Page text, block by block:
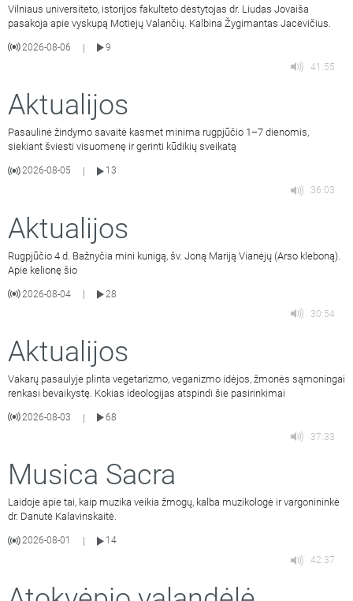
Vilniaus universiteto, istorijos fakulteto dėstytojas dr. Liudas Jovaiša
pasakoja apie vyskupą Motiejų Valančių. Kalbina Žygimantas Jacevičius.
2026-08-06 |
9
41:55
Aktualijos
Pasaulinė žindymo savaitė kasmet minima rugpjūčio 1–7 dienomis,
siekiant šviesti visuomenę ir gerinti kūdikių sveikatą
2026-08-05
13
36:03
Aktualijos
Rugpjūčio 4 d. Bažnyčia mini kunigą, šv. Joną Mariją Vianėjų (Arso kleboną).
Apie kelionę šio
2026-08-04
28
30:54
Aktualijos
Vakarų pasaulyje plinta vegetarizmo, veganizmo idėjos, žmonės sąmoningai
renkasi bevaikystę. Kokias ideologijas atspindi šie pasirinkimai
2026-08-03 |
68
37:33
Musica Sacra
Laidoje apie tai, kaip muzika veikia žmogų, kalba muzikologė ir vargonininkė
dr. Danutė Kalavinskaitė.
2026-08-01
14
42:37